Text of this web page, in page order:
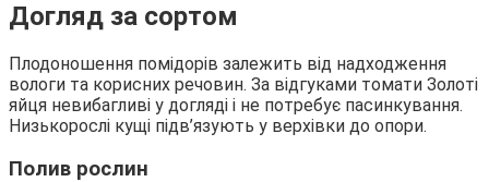
Догляд за сортом
Плодоношення помідорів залежить від надходження
вологи та корисних речовин. За відгуками томати Золоті
яйця невибагливі у догляді і не потребує пасинкування.
Низькорослі кущі підв’язують у верхівки до опори.
Полив рослин